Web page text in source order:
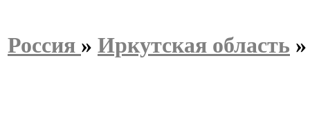
Россия » Иркутская область